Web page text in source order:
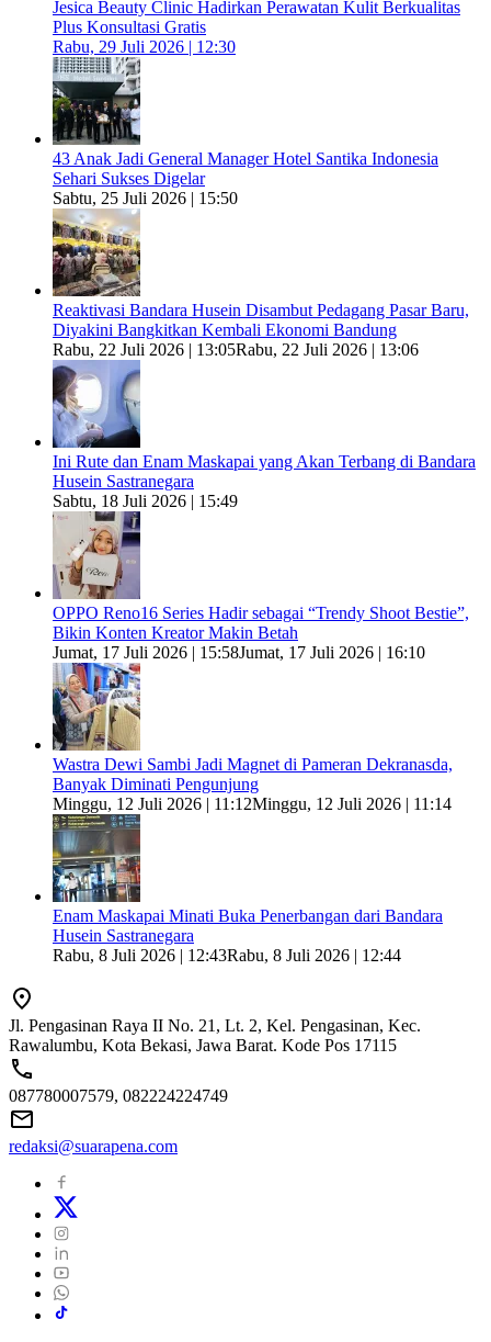
Jesica Beauty Clinic Hadirkan Perawatan Kulit Berkualitas
Plus Konsultasi Gratis
Rabu, 29 Juli 2026 | 12:30
43 Anak Jadi General Manager Hotel Santika Indonesia
Sehari Sukses Digelar
Sabtu, 25 Juli 2026 | 15:50
Reaktivasi Bandara Husein Disambut Pedagang Pasar Baru,
Diyakini Bangkitkan Kembali Ekonomi Bandung
Rabu, 22 Juli 2026 | 13:05Rabu, 22 Juli 2026 | 13:06
Ini Rute dan Enam Maskapai yang Akan Terbang di Bandara
Husein Sastranegara
Sabtu, 18 Juli 2026 | 15:49
OPPO Reno16 Series Hadir sebagai “Trendy Shoot Bestie”,
Bikin Konten Kreator Makin Betah
Jumat, 17 Juli 2026 | 15:58Jumat, 17 Juli 2026 | 16:10
Wastra Dewi Sambi Jadi Magnet di Pameran Dekranasda,
Banyak Diminati Pengunjung
Minggu, 12 Juli 2026 | 11:12Minggu, 12 Juli 2026 | 11:14
Enam Maskapai Minati Buka Penerbangan dari Bandara
Husein Sastranegara
Rabu, 8 Juli 2026 | 12:43Rabu, 8 Juli 2026 | 12:44
Jl. Pengasinan Raya II No. 21, Lt. 2, Kel. Pengasinan, Kec.
Rawalumbu, Kota Bekasi, Jawa Barat. Kode Pos 17115
087780007579, 082224224749
redaksi@suarapena.com